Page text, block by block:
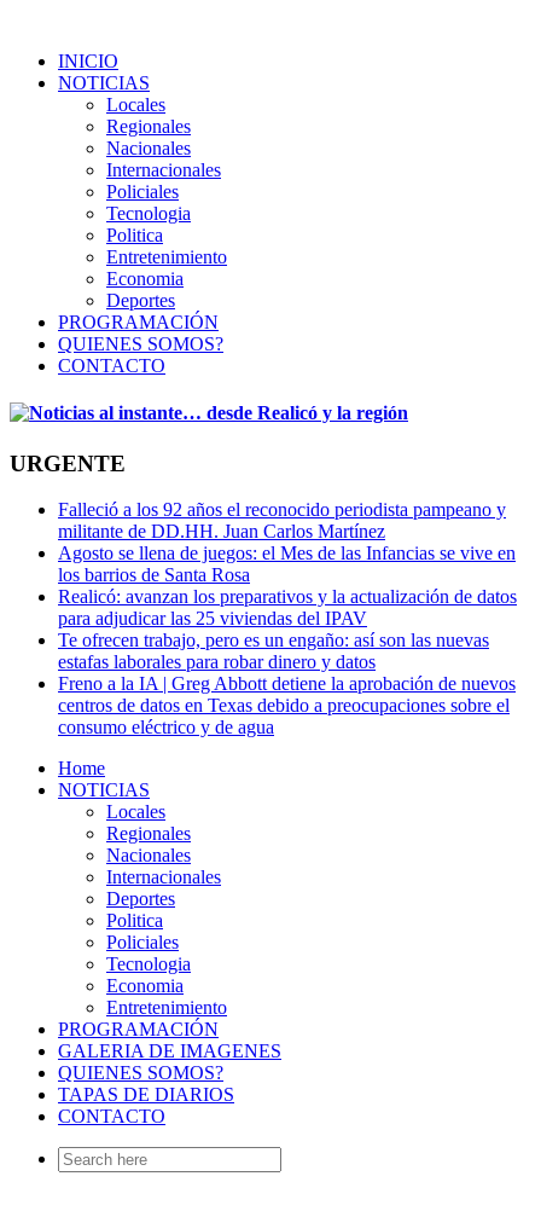
INICIO
NOTICIAS
Locales
Regionales
Nacionales
Internacionales
Policiales
Tecnologia
Politica
Entretenimiento
Economia
Deportes
PROGRAMACIÓN
QUIENES SOMOS?
CONTACTO
URGENTE
Falleció a los 92 años el reconocido periodista pampeano y
militante de DD.HH. Juan Carlos Martínez
Agosto se llena de juegos: el Mes de las Infancias se vive en
los barrios de Santa Rosa
Realicó: avanzan los preparativos y la actualización de datos
para adjudicar las 25 viviendas del IPAV
Te ofrecen trabajo, pero es un engaño: así son las nuevas
estafas laborales para robar dinero y datos
Freno a la IA | Greg Abbott detiene la aprobación de nuevos
centros de datos en Texas debido a preocupaciones sobre el
consumo eléctrico y de agua
Home
NOTICIAS
Locales
Regionales
Nacionales
Internacionales
Deportes
Politica
Policiales
Tecnologia
Economia
Entretenimiento
PROGRAMACIÓN
GALERIA DE IMAGENES
QUIENES SOMOS?
TAPAS DE DIARIOS
CONTACTO
Search
for: